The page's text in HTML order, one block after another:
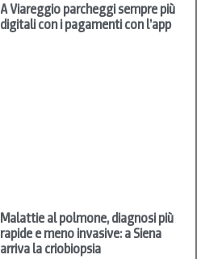
A Viareggio parcheggi sempre più
digitali con i pagamenti con l’app
Malattie al polmone, diagnosi più
rapide e meno invasive: a Siena
arriva la criobiopsia